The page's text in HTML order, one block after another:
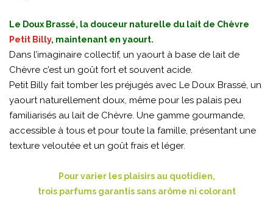
Le Doux Brassé, la douceur naturelle du lait de Chèvre
Petit Billy, maintenant en yaourt.
Dans l’imaginaire collectif, un yaourt à base de lait de
Chèvre c’est un goût fort et souvent acide.
Petit Billy fait tomber les préjugés avec Le Doux Brassé, un
yaourt naturellement doux, même pour les palais peu
familiarisés au lait de Chèvre. Une gamme gourmande,
accessible à tous et pour toute la famille, présentant une
texture veloutée et un goût frais et léger.
Pour varier les plaisirs au quotidien,
trois parfums garantis sans arôme ni colorant